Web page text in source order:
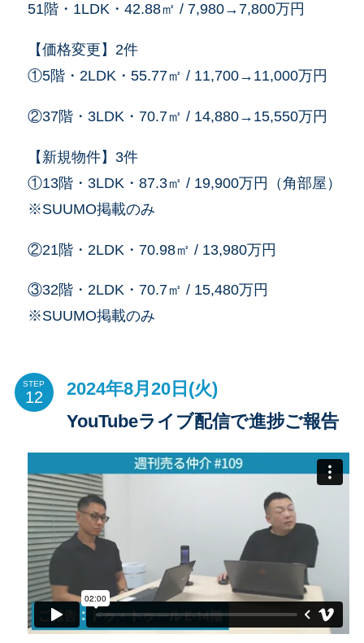
51階・1LDK・42.88㎡ / 7,980→7,800万円
【価格変更】2件
①5階・2LDK・55.77㎡ / 11,700→11,000万円
②37階・3LDK・70.7㎡ / 14,880→15,550万円
【新規物件】3件
①13階・3LDK・87.3㎡ / 19,900万円（角部屋）
※SUUMO掲載のみ
②21階・2LDK・70.98㎡ / 13,980万円
③32階・2LDK・70.7㎡ / 15,480万円
※SUUMO掲載のみ
STEP
2024年8月20日(火)
YouTubeライブ配信で進捗ご報告